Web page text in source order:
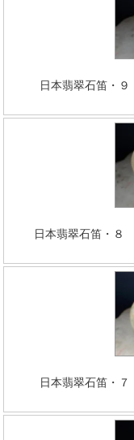
日本翡翠石笛・
日本翡翠石笛・
日本翡翠石笛・